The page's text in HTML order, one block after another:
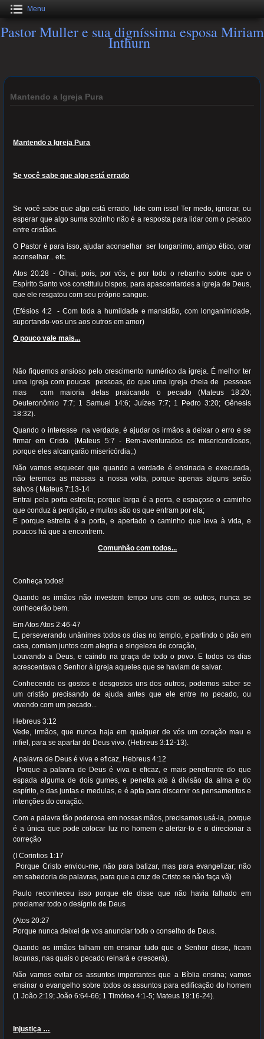
Menu
Pastor Muller e sua digníssima esposa Miriam
Inthurn
Mantendo a Igreja Pura
Mantendo a Igreja Pura
Se você sabe que algo está errado
Se você sabe que algo está errado, lide com isso! Ter medo, ignorar, ou
esperar que algo suma sozinho não é a resposta para lidar com o pecado
entre cristãos.
O Pastor é para isso, ajudar aconselhar ser longanimo, amigo ético, orar
aconselhar... etc.
Atos 20:28 - Olhai, pois, por vós, e por todo o rebanho sobre que o
Espírito Santo vos constituiu bispos, para apascentardes a igreja de Deus,
que ele resgatou com seu próprio sangue.
(Efésios 4:2 - Com toda a humildade e mansidão, com longanimidade,
suportando-vos uns aos outros em amor)
O pouco vale mais...
Não fiquemos ansioso pelo crescimento numérico da igreja. É melhor ter
uma igreja com poucas pessoas, do que uma igreja cheia de pessoas
mas com maioria delas praticando o pecado (Mateus 18:20;
Deuteronômio 7:7; 1 Samuel 14:6; Juízes 7:7; 1 Pedro 3:20; Gênesis
18:32).
Quando o interesse na verdade, é ajudar os irmãos a deixar o erro e se
firmar em Cristo. (Mateus 5:7 - Bem-aventurados os misericordiosos,
porque eles alcançarão misericórdia;.)
Não vamos esquecer que quando a verdade é ensinada e executada,
não teremos as massas a nossa volta, porque apenas alguns serão
salvos ( Mateus 7:13-14
Entrai pela porta estreita; porque larga é a porta, e espaçoso o caminho
que conduz à perdição, e muitos são os que entram por ela;
E porque estreita é a porta, e apertado o caminho que leva à vida, e
poucos há que a encontrem.
Comunhão com todos...
Conheça todos!
Quando os irmãos não investem tempo uns com os outros, nunca se
conhecerão bem.
Em Atos Atos 2:46-47
E, perseverando unânimes todos os dias no templo, e partindo o pão em
casa, comiam juntos com alegria e singeleza de coração,
Louvando a Deus, e caindo na graça de todo o povo. E todos os dias
acrescentava o Senhor à igreja aqueles que se haviam de salvar.
Conhecendo os gostos e desgostos uns dos outros, podemos saber se
um cristão precisando de ajuda antes que ele entre no pecado, ou
vivendo com um pecado...
Hebreus 3:12
Vede, irmãos, que nunca haja em qualquer de vós um coração mau e
infiel, para se apartar do Deus vivo. (Hebreus 3:12-13).
A palavra de Deus é viva e eficaz, Hebreus 4:12
Porque a palavra de Deus é viva e eficaz, e mais penetrante do que
espada alguma de dois gumes, e penetra até à divisão da alma e do
espírito, e das juntas e medulas, e é apta para discernir os pensamentos e
intenções do coração.
Com a palavra tão poderosa em nossas mãos, precisamos usá-la, porque
é a única que pode colocar luz no homem e alertar-lo e o direcionar a
correção
(I Corintios 1:17
Porque Cristo enviou-me, não para batizar, mas para evangelizar; não
em sabedoria de palavras, para que a cruz de Cristo se não faça vã)
Paulo reconheceu isso porque ele disse que não havia falhado em
proclamar todo o desígnio de Deus
(Atos 20:27
Porque nunca deixei de vos anunciar todo o conselho de Deus.
Quando os irmãos falham em ensinar tudo que o Senhor disse, ficam
lacunas, nas quais o pecado reinará e crescerá).
Não vamos evitar os assuntos importantes que a Bíblia ensina; vamos
ensinar o evangelho sobre todos os assuntos para edificação do homem
(1 João 2:19; João 6:64-66; 1 Timóteo 4:1-5; Mateus 19:16-24).
Injustiça …